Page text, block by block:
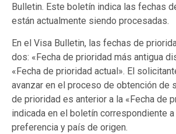
Bulletin. Este boletín indica las fechas
están actualmente siendo procesadas.
En el Visa Bulletin, las fechas de
dos: «Fecha de prioridad más antigua
«Fecha de prioridad actual». El
avanzar en el proceso de obtención de
de prioridad es anterior a la «Fecha de
indicada en el boletín correspondiente
preferencia y país de origen.